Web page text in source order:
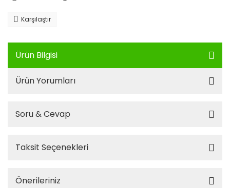
Karşılaştır
Ürün Bilgisi
Ürün Yorumları
Soru & Cevap
Taksit Seçenekleri
Önerileriniz